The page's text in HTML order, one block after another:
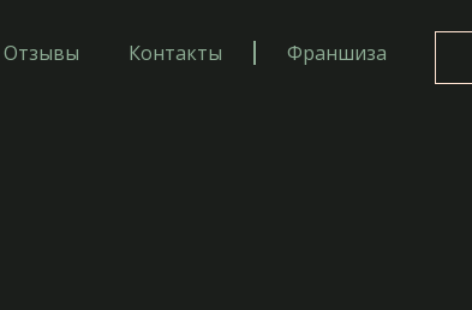
Отзывы Контакты Франшиза